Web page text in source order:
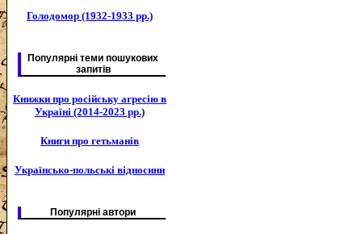
Голодомор (1932-1933 рр.)
Популярні теми пошукових
запитів
Книжки про російську агресію в
Україні (2014-2023 рр.)
Книги про гетьманів
Українсько-польські відносини
Популярні автори